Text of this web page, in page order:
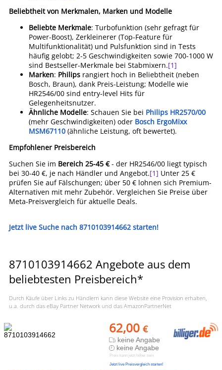
Beliebtheit von Merkmalen, Marken und Modelle
Beliebte Merkmale: Turbofunktion (sehr gefragt für
Power-Boost), Zerkleinerer (Top-Feature für
Multifunktionalität) und Pulsfunktion sind in Tests
häufig gelobt; 2-5 Geschwindigkeiten sowie 700-1000 W
sind Bestseller-Merkmale bei Stabmixern.[1]
Marken: Philips rangiert hoch in Beliebtheit (neben
Bosch, Braun), dank Preis-Leistung; Modelle wie
HR2546/00 sind entry-level Hits für
Gelegenheitsnutzer.
Ähnliche Modelle: Schauen Sie bei Philips HR2570/00
(mehr Geschwindigkeiten) oder Bosch ErgoMixx
MSM67110 (ähnliche Leistung, oft bewertet).
Empfohlener Preisbereich
Suchen Sie im Bereich 25-45 €- der HR2546/00 liegt typisch
bei 30-40 €, je nach Händler und Angebot.[1] Unter 25 €
prüfen Sie auf Fälschungen; über 50 € lohnen sich Premium-
Alternativen mit mehr Zubehör. Vergleichen Sie Preise über
Meta-Preisvergleich für aktuelle Deals.
Jetzt live Suche nach 8710103914662 starten!
8710103914662 Angebote aus dem
beliebtesten Preisbereich*
Durch Käufe über Links zu Händlern kann diese Website eine Provision erhalten,
u.a. durch das eBay Partner Network und das AmazonPartnerNet
62,00 €
keine Angabe
keine Angabe
Preis kann jetzt höher sein
Jetzt live Preisvergleich starten!